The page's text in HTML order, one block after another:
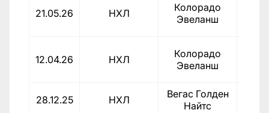
21.05.26 НХЛ
Колорадо
Эвеланш
12.04.26 НХЛ
Колорадо
Эвеланш
28.12.25 НХЛ
Вегас Голден
Найтс